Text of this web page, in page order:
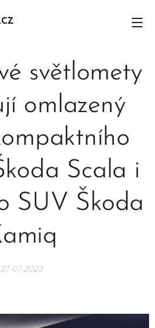
světlomety
omlazený
Scala i
SUV Škoda
27.07.2023